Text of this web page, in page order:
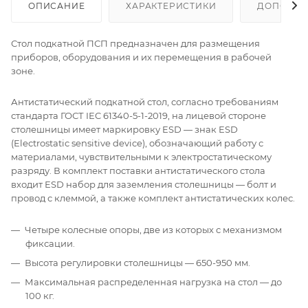
ОПИСАНИЕ ХАРАКТЕРИСТИКИ
Стол подкатной ПСП предназначен для размещения
приборов, оборудования и их перемещения в рабочей
зоне.
Антистатический подкатной стол, согласно требованиям
стандарта ГОСТ IEC 61340-5-1-2019, на лицевой стороне
столешницы имеет маркировку ESD — знак ESD
(Electrostatic sensitive device), обозначающий работу с
материалами, чувствительными к электростатическому
разряду. В комплект поставки антистатического стола
входит ESD набор для заземления столешницы — болт и
провод с клеммой, а также комплект антистатических колес.
Четыре колесные опоры, две из которых с механизмом
фиксации.
Высота регулировки столешницы — 650-950 мм.
Максимальная распределенная нагрузка на стол — до
100 кг.